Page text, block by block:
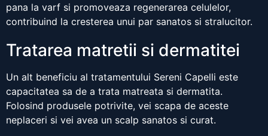
pana la varf si promoveaza regenerarea celulelor,
contribuind la cresterea unui par sanatos si stralucitor.
Tratarea matretii si dermatitei
Un alt beneficiu al tratamentului Sereni Capelli este
capacitatea sa de a trata matreata si dermatita.
Folosind produsele potrivite, vei scapa de aceste
neplaceri si vei avea un scalp sanatos si curat.